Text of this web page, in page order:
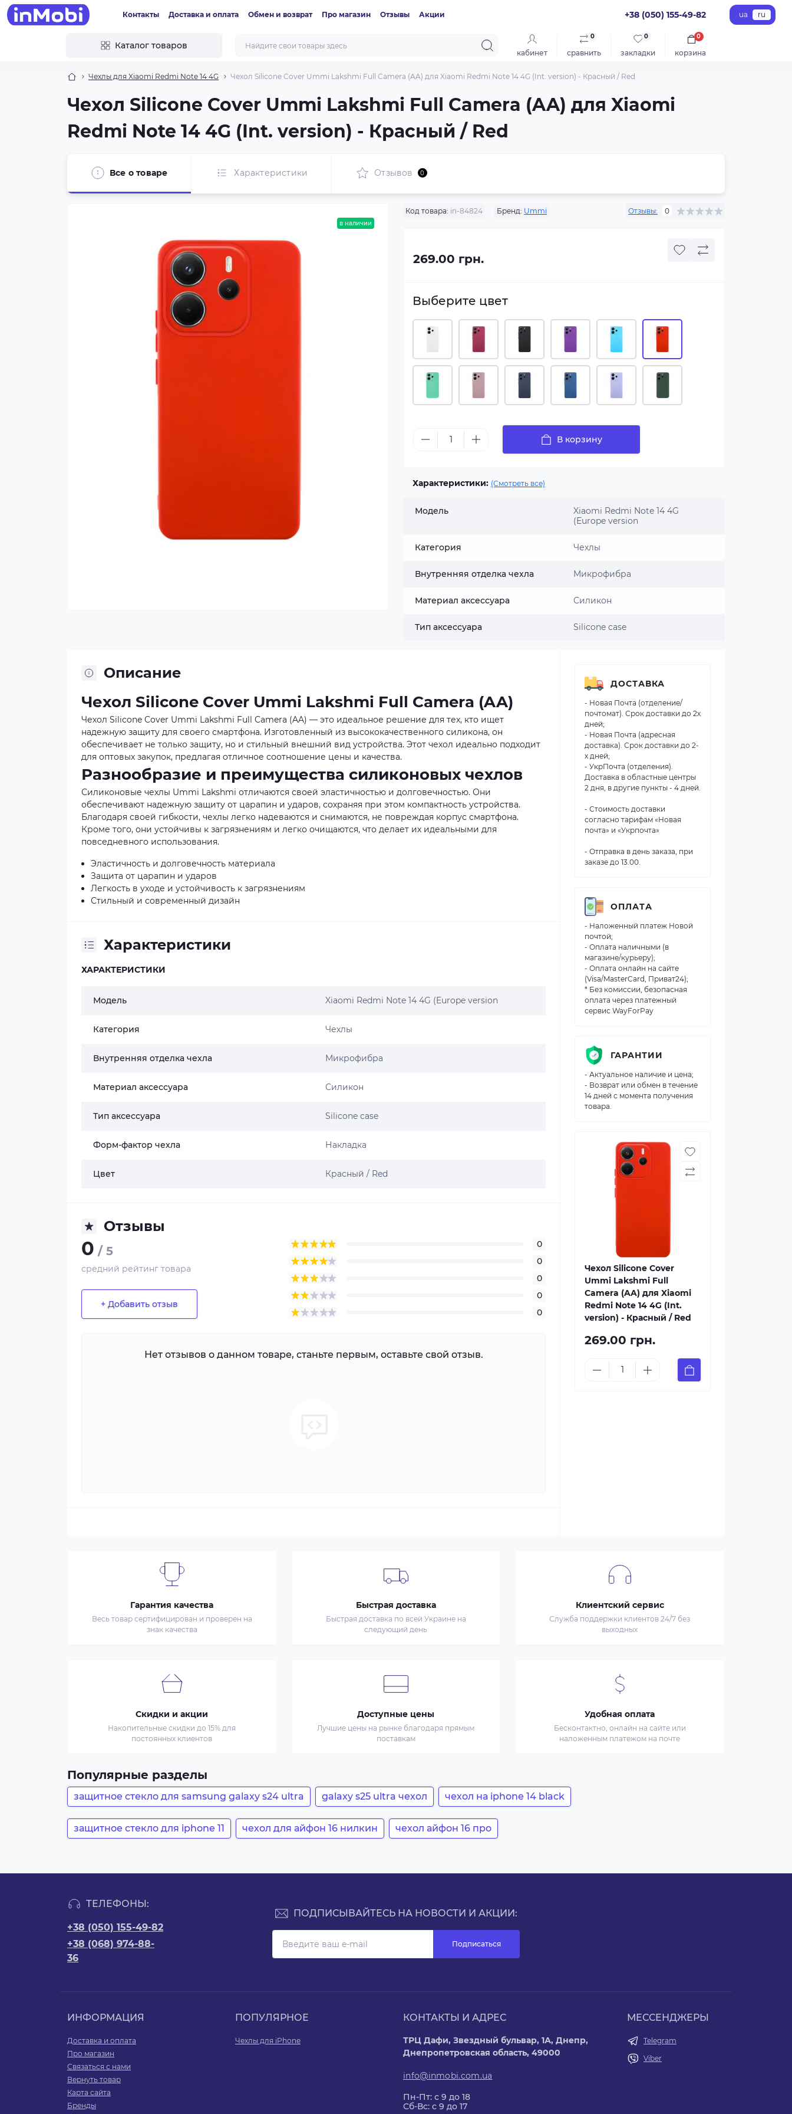
Контакты Доставка и оплата Обмен и возврат Про магазин Отзывы Акции +38 (050) 155-49-82 ua ru
Каталог товаров
кабинет сравнить
0
закладки
0
корзина
0
Чехлы для Xiaomi Redmi Note 14 4G Чехол Silicone Cover Ummi Lakshmi Full Camera (AA) для Xiaomi Redmi Note 14 4G (Int. version) - Красный / Red
Чехол Silicone Cover Ummi Lakshmi Full Camera (AA) для Xiaomi
Redmi Note 14 4G (Int. version) - Красный / Red
Все о товаре Характеристики Отзывов 0
в наличии
Код товара: in-84824 Бренд: Ummi Отзывы: 0
269.00 грн.
Выберите цвет
В корзину
Характеристики: (Смотреть все)
Модель
Xiaomi Redmi Note 14 4G
(Europe version
Категория Чехлы
Внутренняя отделка чехла Микрофибра
Материал аксессуара Силикон
Тип аксессуара Silicone case
Описание
Чехол Silicone Cover Ummi Lakshmi Full Camera (AA)
Чехол Silicone Cover Ummi Lakshmi Full Camera (AA) — это идеальное решение для тех, кто ищет
надежную защиту для своего смартфона. Изготовленный из высококачественного силикона, он
обеспечивает не только защиту, но и стильный внешний вид устройства. Этот чехол идеально подходит
для оптовых закупок, предлагая отличное соотношение цены и качества.
Разнообразие и преимущества силиконовых чехлов
Силиконовые чехлы Ummi Lakshmi отличаются своей эластичностью и долговечностью. Они
обеспечивают надежную защиту от царапин и ударов, сохраняя при этом компактность устройства.
Благодаря своей гибкости, чехлы легко надеваются и снимаются, не повреждая корпус смартфона.
Кроме того, они устойчивы к загрязнениям и легко очищаются, что делает их идеальными для
повседневного использования.
Эластичность и долговечность материала
Защита от царапин и ударов
Легкость в уходе и устойчивость к загрязнениям
Стильный и современный дизайн
Характеристики
ХАРАКТЕРИСТИКИ
Модель Xiaomi Redmi Note 14 4G (Europe version
Категория Чехлы
Внутренняя отделка чехла Микрофибра
Материал аксессуара Силикон
Тип аксессуара Silicone case
Форм-фактор чехла Накладка
Цвет Красный / Red
Отзывы
0 / 5
средний рейтинг товара
+ Добавить отзыв
0
0
0
0
0
Нет отзывов о данном товаре, станьте первым, оставьте свой отзыв.
ДОСТАВКА
- Новая Почта (отделение/
почтомат). Срок доставки до 2х
дней;
- Новая Почта (адресная
доставка). Срок доставки до 2-
х дней;
- УкрПочта (отделения).
Доставка в областные центры
2 дня, в другие пункты - 4 дней.
- Стоимость доставки
согласно тарифам «Новая
почта» и «Укрпочта»
- Отправка в день заказа, при
заказе до 13.00.
ОПЛАТА
- Наложенный платеж Новой
почтой;
- Оплата наличными (в
магазине/курьеру);
- Оплата онлайн на сайте
(Visa/MasterCard, Приват24);
* Без комиссии, безопасная
оплата через платежный
сервис WayForPay
ГАРАНТИИ
- Актуальное наличие и цена;
- Возврат или обмен в течение
14 дней с момента получения
товара.
Чехол Silicone Cover
Ummi Lakshmi Full
Camera (AA) для Xiaomi
Redmi Note 14 4G (Int.
version) - Красный / Red
269.00 грн.
Гарантия качества
Весь товар сертифицирован и проверен на
знак качества
Быстрая доставка
Быстрая доставка по всей Украине на
следующий день
Клиентский сервис
Служба поддержки клиентов 24/7 без
выходных
Скидки и акции
Накопительные скидки до 15% для
постоянных клиентов
Доступные цены
Лучшие цены на рынке благодаря прямым
поставкам
Удобная оплата
Бесконтактно, онлайн на сайте или
наложенным платежом на почте
Популярные разделы
защитное стекло для samsung galaxy s24 ultra galaxy s25 ultra чехол чехол на iphone 14 black
защитное стекло для iphone 11 чехол для айфон 16 нилкин чехол айфон 16 про
ТЕЛЕФОНЫ:
+38 (050) 155-49-82
+38 (068) 974-88-
36
ПОДПИСЫВАЙТЕСЬ НА НОВОСТИ И АКЦИИ:
Подписаться
ИНФОРМАЦИЯ
Доставка и оплата
Про магазин
Связаться с нами
Вернуть товар
Карта сайта
Бренды
ПОПУЛЯРНОЕ
Чехлы для iPhone
КОНТАКТЫ И АДРЕС
ТРЦ Дафи, Звездный бульвар, 1А, Днепр,
Днепропетровская область, 49000
info@inmobi.com.ua
Пн-Пт: с 9 до 18
Сб-Вс: с 9 до 17
МЕССЕНДЖЕРЫ
Telegram
Viber